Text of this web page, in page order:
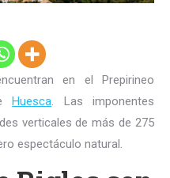
en el Prepirineo
Huesca. Las imponentes
verticales de más de 275
espectáculo natural.